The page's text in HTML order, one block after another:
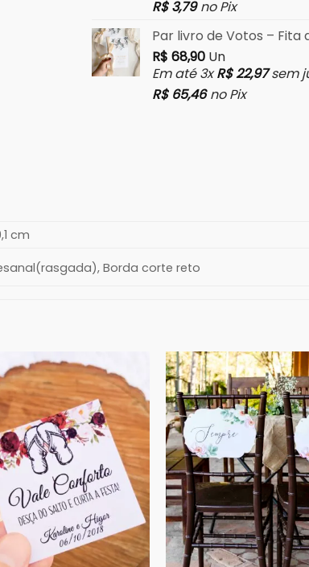
R$3,79 no Pix
Par livro de Votos –
R$ 68,90Un
Em até 3xR$22,97sem
R$65,46 no Pix
cm
Borda corte reto